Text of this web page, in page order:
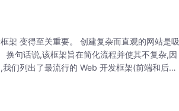
架 变得至关重要。 创建复杂而直观的网站是吸
换句话说,该框架旨在简化流程并使其不复杂,因
们列出了最流行的 Web 开发框架(前端和后端)